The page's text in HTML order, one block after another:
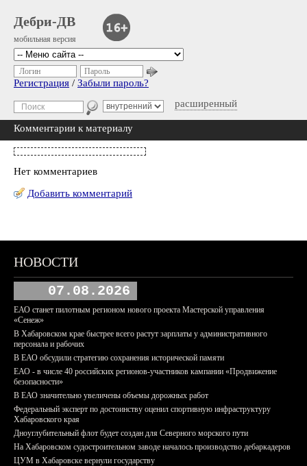
Дебри-ДВ
мобильная версия
расширенный
Логин Пароль
Регистрация / Забыли пароль?
Комментарии к материалу
Нет комментариев
Добавить комментарий
НОВОСТИ
07.08.2026
ЕАО станет пилотным регионом нового проекта Мастерской управления
«Сенеж»
В Хабаровском крае быстрее всего растут зарплаты у административного
персонала и рабочих
В ЕАО обсудили стратегию сохранения исторической памяти
ЕАО - в числе 40 российских регионов-участников кампании «Продвижение
безопасности»
В ЕАО значительно увеличены объемы дорожных работ
Федеральный эксперт по достоинству оценил спортивную инфраструктуру
Хабаровского края
Дноуглубительный флот будет создан для Северного морского пути
На Хабаровском судостроительном заводе началось производство дебаркадеров
ЦУМ в Хабаровске вернули государству